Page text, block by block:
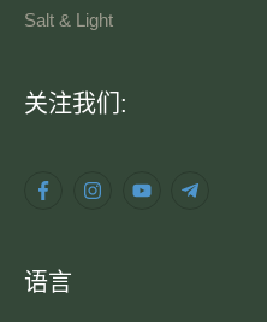
Salt & Light
关注我们:
语言
语